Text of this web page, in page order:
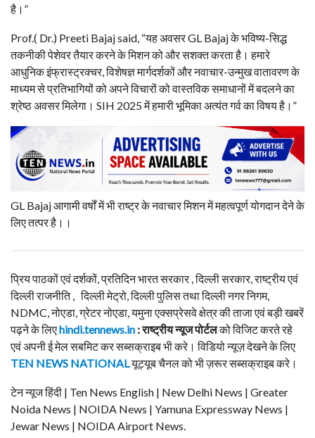
है।”
Prof.( Dr.) Preeti Bajaj said, “यह अवसर GL Bajaj के भविष्य-सिद्ध
तकनीकी पेशेवर तैयार करने के मिशन को और सशक्त करता है। हमारे
आधुनिक इंफ्रास्ट्रक्चर, विशेषज्ञ मार्गदर्शकों और नवाचार-उन्मुख वातावरण के
माध्यम से प्रतिभागियों को अपने विचारों को वास्तविक समाधानों में बदलने का
श्रेष्ठ अवसर मिलेगा। SIH 2025 में हमारी भूमिका अत्यंत गर्व का विषय है।”
GL Bajaj आगामी वर्षों में भी राष्ट्र के नवाचार मिशन में महत्वपूर्ण योगदान देने के
लिए तत्पर है।।
प्रिय पाठकों एवं दर्शकों, प्रतिदिन भारत सरकार , दिल्ली सरकार, राष्ट्रीय एवं
दिल्ली राजनीति , दिल्ली मेट्रो, दिल्ली पुलिस तथा दिल्ली नगर निगम,
NDMC, नोएडा, ग्रेटर नोएडा, यमुना एक्सप्रेसवे क्षेत्र की ताजा एवं बड़ी खबरें
पढ़ने के लिएhindi.tennews.in : राष्ट्रीय न्यूज पोर्टलको विजिट करते रहे
एवं अपनी ई मेल सबमिट कर सब्सक्राइब भी करे। विडियो न्यूज़ देखने के लिए
TEN NEWS NATIONALयूट्यूब चैनल को भी ज़रूर सब्सक्राइब करे।
टेन न्यूज हिंदी | Ten News English | New Delhi News | Greater
Noida News | NOIDA News | Yamuna Expressway News |
Jewar News | NOIDA Airport News.